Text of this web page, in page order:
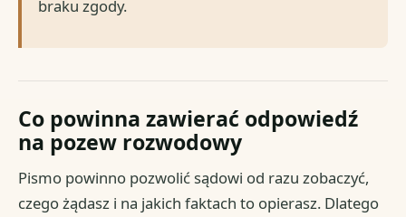
braku zgody.
Co powinna zawierać odpowiedź
na pozew rozwodowy
Pismo powinno pozwolić sądowi od razu zobaczyć,
czego żądasz i na jakich faktach to opierasz. Dlatego